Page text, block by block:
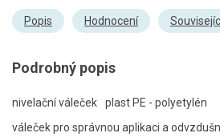
Popis Hodnocení
Podrobný popis
nivelační váleček
plast PE - polyetylén
váleček pro správnou aplikaci a